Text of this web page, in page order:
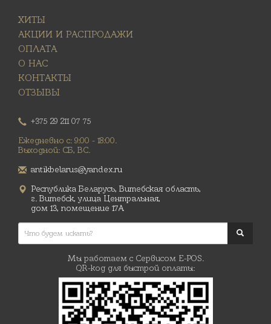
ХИТЫ
АКЦИИ И РАСПРОДАЖИ
ОПЛАТА
О НАС
КОНТАКТЫ
ОТЗЫВЫ
+375 29 211 07 75
Ежедневно с: 9:00 - 18:00.
Выходной: СБ, ВС.
antikbelarus@yandex.ru
Республика Беларусь, Витебская область,
г. Витебск, улица Центральная,
дом 13, помещение 17А
Мы работаем с Сервисом E-POS.
QR-код для быстрой оплаты: